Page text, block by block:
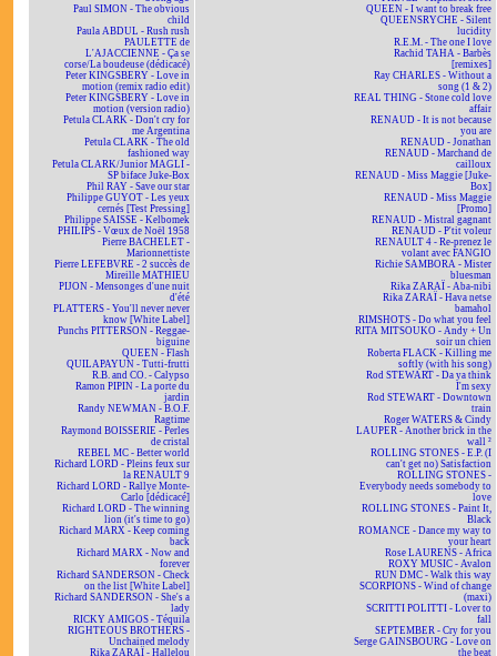
Paul SIMON - The obvious
child
Paula ABDUL - Rush rush
PAULETTE de
L'AJACCIENNE - Ça se
corse/La boudeuse (dédicacé)
Peter KINGSBERY - Love in
motion (remix radio edit)
Peter KINGSBERY - Love in
motion (version radio)
Petula CLARK - Don't cry for
me Argentina
Petula CLARK - The old
fashioned way
Petula CLARK/Junior MAGLI -
SP biface Juke-Box
Phil RAY - Save our star
Philippe GUYOT - Les yeux
cernés [Test Pressing]
Philippe SAISSE - Kelbomek
PHILIPS - Vœux de Noël 1958
Pierre BACHELET -
Marionnettiste
Pierre LEFEBVRE - 2 succès de
Mireille MATHIEU
PIJON - Mensonges d'une nuit
d'été
PLATTERS - You'll never never
know [White Label]
Punchs PITTERSON - Reggae-
biguine
QUEEN - Flash
QUILAPAYUN - Tutti-frutti
R.B. and CO. - Calypso
Ramon PIPIN - La porte du
jardin
Randy NEWMAN - B.O.F.
Ragtime
Raymond BOISSERIE - Perles
de cristal
REBEL MC - Better world
Richard LORD - Pleins feux sur
la RENAULT 9
Richard LORD - Rallye Monte-
Carlo [dédicacé]
Richard LORD - The winning
lion (it's time to go)
Richard MARX - Keep coming
back
Richard MARX - Now and
forever
Richard SANDERSON - Check
on the list [White Label]
Richard SANDERSON - She's a
lady
RICKY AMIGOS - Téquila
RIGHTEOUS BROTHERS -
Unchained melody
Rika ZARAÏ - Hallelou
QUEEN - I want to break free
QUEENSRYCHE - Silent
lucidity
R.E.M. - The one I love
Rachid TAHA - Barbès
[remixes]
Ray CHARLES - Without a
song (1 & 2)
REAL THING - Stone cold love
affair
RENAUD - It is not because
you are
RENAUD - Jonathan
RENAUD - Marchand de
cailloux
RENAUD - Miss Maggie [Juke-
Box]
RENAUD - Miss Maggie
[Promo]
RENAUD - Mistral gagnant
RENAUD - P'tit voleur
RENAULT 4 - Re-prenez le
volant avec FANGIO
Richie SAMBORA - Mister
bluesman
Rika ZARAÏ - Aba-nibi
Rika ZARAÏ - Hava netse
bamahol
RIMSHOTS - Do what you feel
RITA MITSOUKO - Andy + Un
soir un chien
Roberta FLACK - Killing me
softly (with his song)
Rod STEWART - Da ya think
I'm sexy
Rod STEWART - Downtown
train
Roger WATERS & Cindy
LAUPER - Another brick in the
wall ²
ROLLING STONES - E.P. (I
can't get no) Satisfaction
ROLLING STONES -
Everybody needs somebody to
love
ROLLING STONES - Paint It,
Black
ROMANCE - Dance my way to
your heart
Rose LAURENS - Africa
ROXY MUSIC - Avalon
RUN DMC - Walk this way
SCORPIONS - Wind of change
(maxi)
SCRITTI POLITTI - Lover to
fall
SEPTEMBER - Cry for you
Serge GAINSBOURG - Love on
the beat